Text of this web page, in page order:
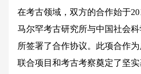
在考古领域，双方的合作始于
马尔罕考古研究所与中国社会
所签署了合作协议。此项合作
联合项目和考古考察奠定了坚